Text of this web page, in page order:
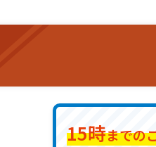
15時までの